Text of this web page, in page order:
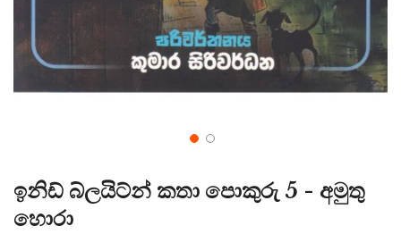
ඉනිඩ් බ්ලයිට්න් කතා පොකුරු 5 - අමුතු
හොරා